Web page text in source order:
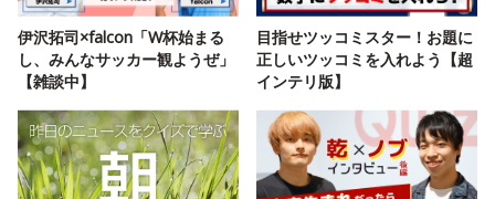
伊沢拓司×falcon「W杯始まる
し、みんなサッカー観ようぜ」
【雑談中】
目指せツッコミスター！お題に
正しいツッコミを入れよう【超
インテリ版】